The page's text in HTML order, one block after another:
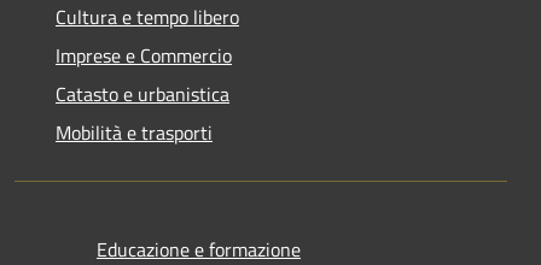
Cultura e tempo libero
Imprese e Commercio
Catasto e urbanistica
Mobilità e trasporti
Educazione e formazione